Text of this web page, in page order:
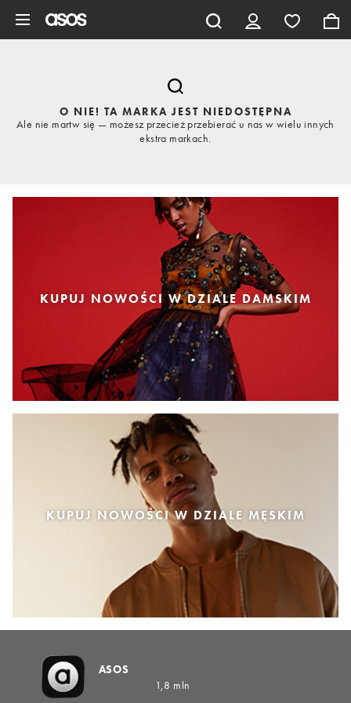
O NIE! TA MARKA JEST NIEDOSTĘPNA
Ale nie martw się — możesz przecież przebierać u nas w wielu innych
ekstra markach.
KUPUJ NOWOŚCI W DZIALE DAMSKIM
KUPUJ NOWOŚCI W DZIALE MĘSKIM
ASOS
1,8 mln